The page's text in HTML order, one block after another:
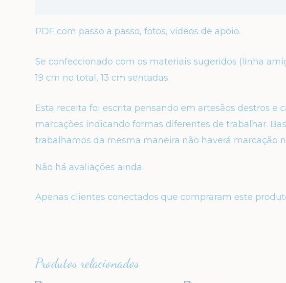
PDF com passo a passo, fotos, vídeos de apoio.
Se confeccionado com os materiais sugeridos (linha
19 cm no total, 13 cm sentadas.
Esta receita foi escrita pensando em artesãos destros
marcações indicando formas diferentes de trabalhar.
trabalhamos da mesma maneira não haverá marcação
Não há avaliações ainda.
Apenas clientes conectados que compraram este
Produtos relacionados